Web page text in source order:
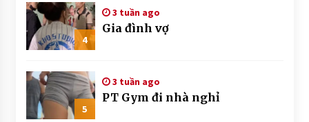
4
3 tuần ago
Gia đình vợ
5
3 tuần ago
PT Gym đi nhà nghỉ